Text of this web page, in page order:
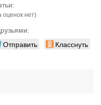
оценок нет)
Отправить Класснуть